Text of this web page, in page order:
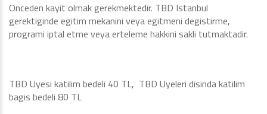
Onceden kayit olmak gerekmektedir. TBD Istanbul
gerektiginde egitim mekanini veya egitmeni degistirme,
programi iptal etme veya erteleme hakkini sakli tutmaktadir.
TBD Uyesi katilim bedeli 40 TL, TBD Uyeleri disinda katilim
bagis bedeli 80 TL